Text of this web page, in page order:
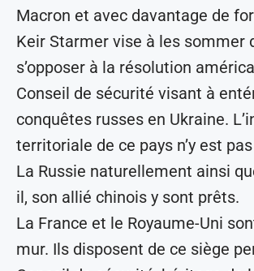
Macron et avec davantage de
Keir Starmer vise à les sommer
s’opposer à la résolution
Conseil de sécurité visant à
conquêtes russes en Ukraine.
territoriale de ce pays n’y est
La Russie naturellement ainsi
il, son allié chinois y sont prêts.
La France et le Royaume-Uni
mur. Ils disposent de ce siège